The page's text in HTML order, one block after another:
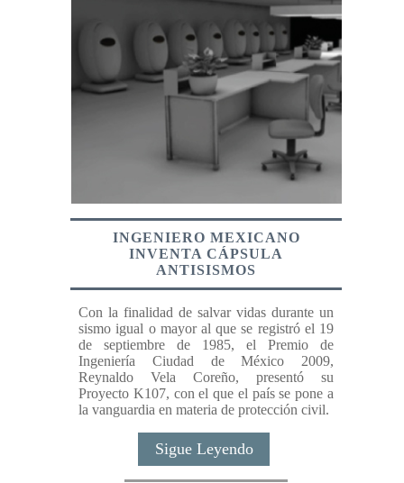
INGENIERO MEXICANO
INVENTA CÁPSULA
ANTISISMOS
Con la finalidad de salvar vidas durante un
sismo igual o mayor al que se registró el 19
de septiembre de 1985, el Premio de
Ingeniería Ciudad de México 2009,
Reynaldo Vela Coreño, presentó su
Proyecto K107, con el que el país se pone a
la vanguardia en materia de protección civil.
Sigue Leyendo